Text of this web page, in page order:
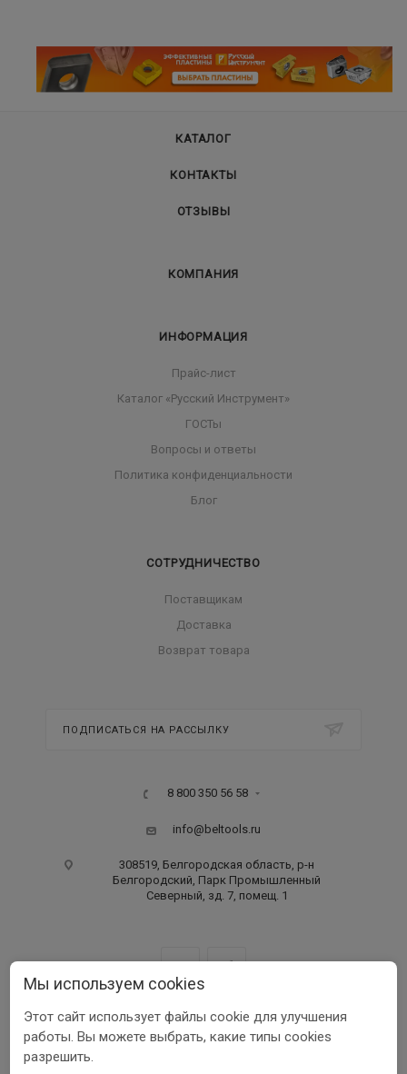
КАТАЛОГ
КОНТАКТЫ
ОТЗЫВЫ
КОМПАНИЯ
ИНФОРМАЦИЯ
Прайс-лист
Каталог «Русский Инструмент»
ГОСТы
Вопросы и ответы
Политика конфиденциальности
Блог
СОТРУДНИЧЕСТВО
Поставщикам
Доставка
Возврат товара
ПОДПИСАТЬСЯ НА РАССЫЛКУ
8 800 350 56 58
info@beltools.ru
308519, Белгородская область, р-н
Белгородский, Парк Промышленный
Северный, зд. 7, помещ. 1
ООО ПФ «РУССКИЙ ИНСТРУМЕНТ» ИНН 3123401255
Мы используем cookies
Этот сайт использует файлы cookie для улучшения
работы. Вы можете выбрать, какие типы cookies
разрешить.